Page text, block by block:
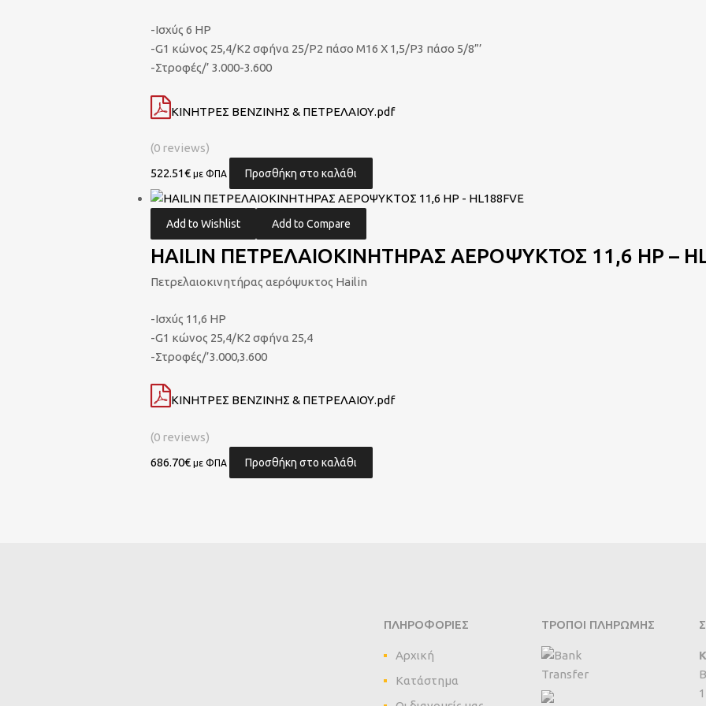
-Ισχύς 6 HP
-G1 κώνος 25,4/Κ2 σφήνα 25/Ρ2 πάσο Μ16 Χ 1,5/Ρ3 πάσο 5/8”’
-Στροφές/’ 3.000-3.600
ΚΙΝΗΤΡΕΣ ΒΕΝΖΙΝΗΣ & ΠΕΤΡΕΛΑΙΟΥ.pdf
(0 reviews)
522.51€ με ΦΠΑ Προσθήκη στο καλάθι
Add to Wishlist Add to Compare
HAILIN ΠΕΤΡΕΛΑΙΟΚΙΝΗΤΗΡΑΣ ΑΕΡΟΨΥΚΤΟΣ 11,6 HP –
Πετρελαιοκινητήρας αερόψυκτος Hailin
-Ισχύς 11,6 HP
-G1 κώνος 25,4/Κ2 σφήνα 25,4
-Στροφές/’3.000,3.600
ΚΙΝΗΤΡΕΣ ΒΕΝΖΙΝΗΣ & ΠΕΤΡΕΛΑΙΟΥ.pdf
(0 reviews)
686.70€ με ΦΠΑ Προσθήκη στο καλάθι
ΠΛΗΡΟΦΟΡΊΕΣ
Αρχική
Κατάστημα
ΤΡΌΠΟΙ ΠΛΗΡΩΜΉΣ